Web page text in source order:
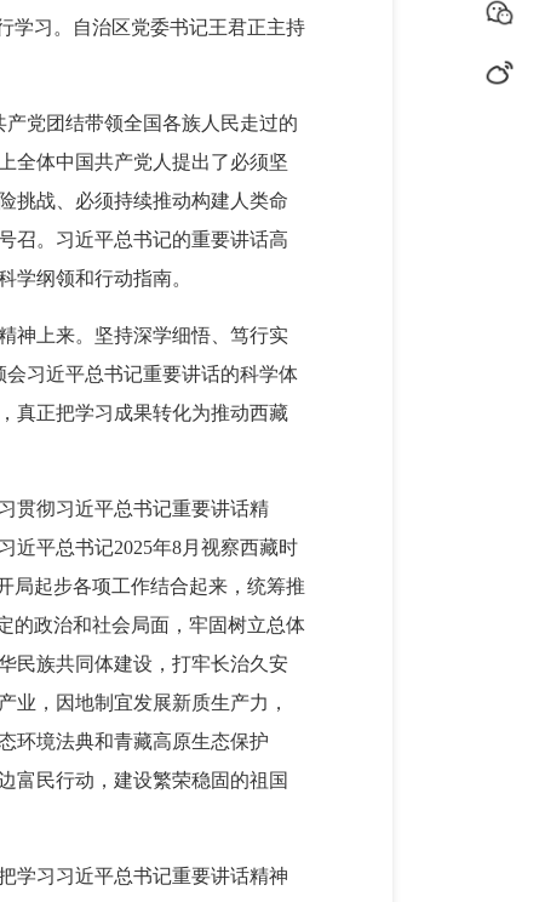
学习。自治区党委书记王君正主持
党团结带领全国各族人民走过的
全体中国共产党人提出了必须坚
挑战、必须持续推动构建人类命
召。习近平总书记的重要讲话高
学纲领和行动指南。
神上来。坚持深学细悟、笃行实
会习近平总书记重要讲话的科学体
真正把学习成果转化为推动西藏
贯彻习近平总书记重要讲话精
近平总书记2025年8月视察西藏时
局起步各项工作结合起来，统筹推
的政治和社会局面，牢固树立总体
民族共同体建设，打牢长治久安
业，因地制宜发展新质生产力，
环境法典和青藏高原生态保护
富民行动，建设繁荣稳固的祖国
学习习近平总书记重要讲话精神